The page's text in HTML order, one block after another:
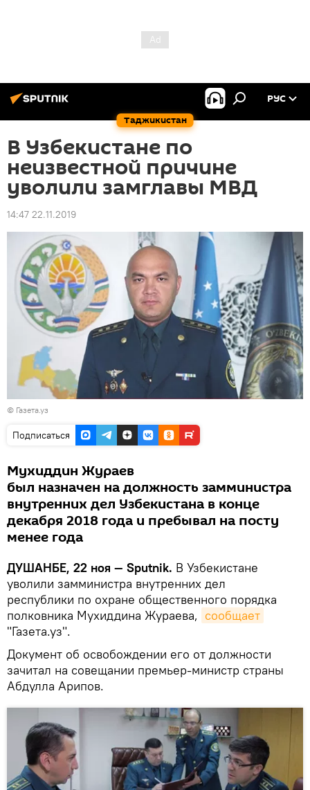
Таджикистан
РУС
В Узбекистане по
неизвестной причине
уволили замглавы МВД
14:47 22.11.2019
© Газета.уз
Подписаться
Мухиддин Жураев
был назначен на должность замминистра
внутренних дел Узбекистана в конце
декабря 2018 года и пребывал на посту
менее года
ДУШАНБЕ, 22 ноя — Sputnik. В Узбекистане
уволили замминистра внутренних дел
республики по охране общественного порядка
полковника Мухиддина Жураева, сообщает
"Газета.уз".
Документ об освобождении его от должности
зачитал на совещании премьер-министр страны
Абдулла Арипов.